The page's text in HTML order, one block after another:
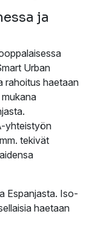
ja
Urban
rahoitus haetaan
yhteistyön
tekivät
Espanjasta. Iso-
haetaan